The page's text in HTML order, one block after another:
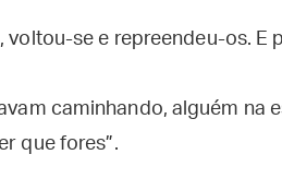
voltou-se e repreendeu-os. E
caminhando, alguém na
que fores”.